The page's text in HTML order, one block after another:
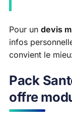
Pour un devis
infos
convient le
Pack
offre